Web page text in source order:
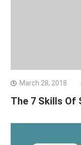
March 28, 2018
The 7 Skills Of